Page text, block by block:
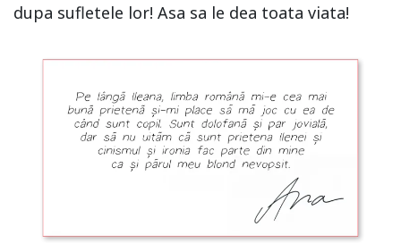
dupa sufletele lor! Asa sa le dea toata viata!